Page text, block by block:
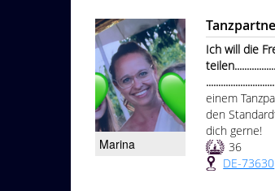
Marina
Ich will die
einem
den
dich gerne!
36
DE-73630